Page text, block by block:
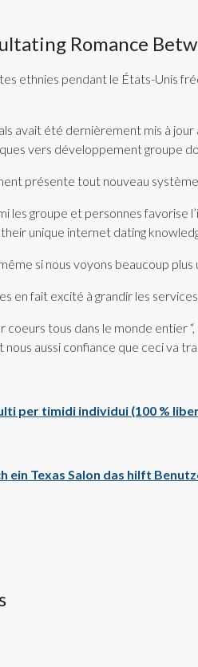
Romance
ethnies pendant le États-Unis
avait été dernièrement mis à
vers développement groupe
présente tout nouveau
les groupe et personnes favorise
their unique internet dating
si nous voyons beaucoup
en fait excité à grandir les
tous dans le monde entier
aussi confiance que ceci va
per timidi individui (100 %
Texas Salon das hilft